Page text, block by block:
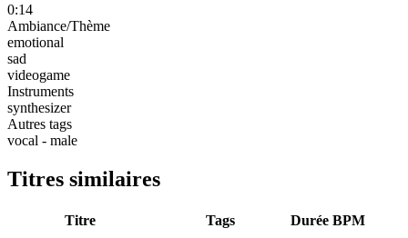
0:14
Ambiance/Thème
emotional
sad
videogame
Instruments
synthesizer
Autres tags
vocal - male
Titres similaires
Titre Tags Durée BPM